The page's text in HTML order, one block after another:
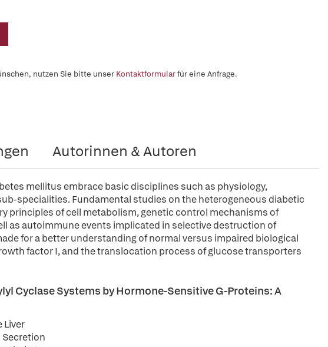
nutzen Sie bitte unser Kontaktformularfür eine Anfrage.
Autorinnen & Autoren
mellitus embrace basic disciplines such as physiology,
specialities. Fundamental studies on the heterogeneous diabetic
principles of cell metabolism, genetic control mechanisms of
as autoimmune events implicated in selective destruction of
for a better understanding of normal versus impaired biological
factor I, and the translocation process of glucose transporters
Cyclase Systems by Hormone-Sensitive G-Proteins: A
Liver